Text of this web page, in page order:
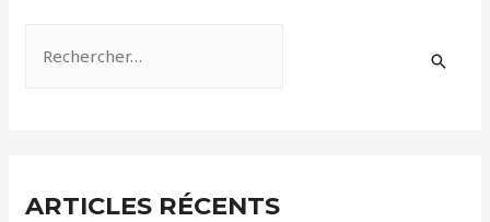
r
ARTICLES RÉCENTS